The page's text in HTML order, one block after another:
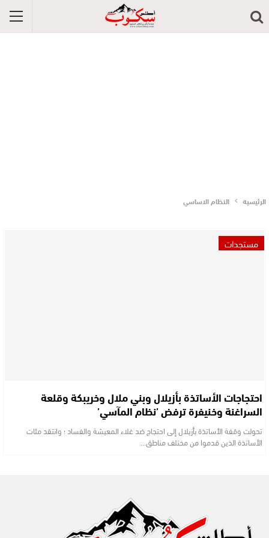
الرئيسية النظام الاساسي
مستجدات
احتجاجات الأساتذة بأزيلال وبني ملال وخريبكة وقلعة
السراغنة وخنيفرة ترفض ’نظام المآسي’
تحولت وقفة الأساتذة بأزيلال إلى احتجاج ضد غلاء المعيشة والفساد ؛ وانتقد مئات
الأساتذة الذين قدموا من مختلف مناطق…